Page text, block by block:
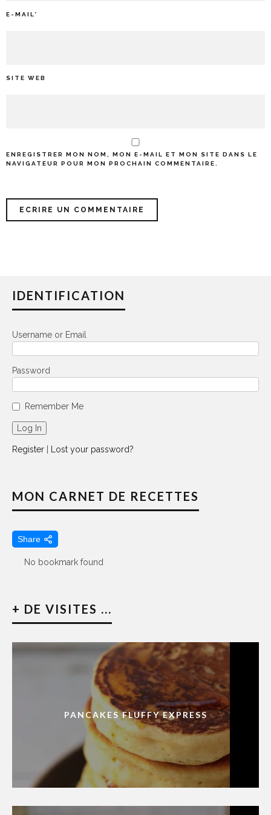
E-MAIL*
SITE WEB
ENREGISTRER MON NOM, MON E-MAIL ET MON SITE DANS LE
NAVIGATEUR POUR MON PROCHAIN COMMENTAIRE.
IDENTIFICATION
Username or Email
Password
Remember Me
Register Lost your password?
MON CARNET DE RECETTES
Share
No bookmark found
+ DE VISITES ...
PANCAKES FLUFFY EXPRESS